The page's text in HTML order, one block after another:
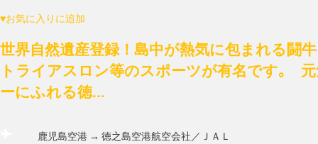
♥お気に入りに追加
世界自然遺産登録！島中が熱気に包まれる闘
トライアスロン等のスポーツが有名です｡
ーにふれる徳...
鹿児島空港 → 徳之島空港航空会社／ＪＡＬ